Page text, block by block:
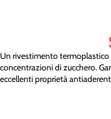
Un rivestimento
concentrazioni di zucchero.
eccellenti proprietà